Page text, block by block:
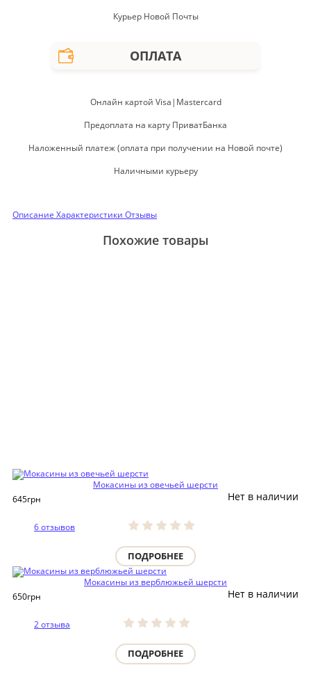
Курьер Новой Почты
ОПЛАТА
Онлайн картой Visa|Mastercard
Предоплата на карту ПриватБанка
Наложенный платеж (оплата при получении на Новой почте)
Наличными курьеру
Описание Характеристики Отзывы
Похожие товары
Мокасины из овечьей шерсти
645грн Нет в наличии
6 отзывов
ПОДРОБНЕЕ
Мокасины из верблюжьей шерсти
650грн Нет в наличии
2 отзыва
ПОДРОБНЕЕ